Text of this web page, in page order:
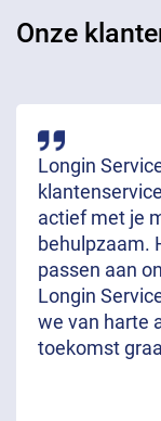
Onze
Longin
actief met je
behulpzaam.
passen aan
Longin
we van harte
toekomst